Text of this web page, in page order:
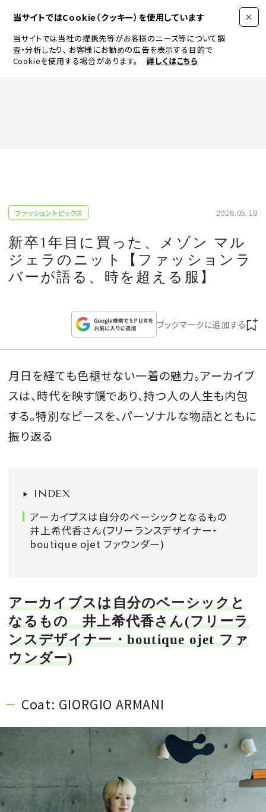
当サイトではCookie（クッキー）を使用しています
当サイトでは当社の提携先等がお客様のニーズ等について調
査・分析したり、 お客様にお勧めの広告を表示する目的で
Cookieを使用する場合があります。
詳しくはこちら
JEWELRY & WATCH
LIFESTYLE
CULTURE
CELEBRITY
WEDDING
FORTUNE
会員登録
SPUR読者のためのメンバーシッププログラム
「The SPUR Club」。便利な機能と特典を無料で楽し
めます。
FOLLOW US
ファッショントピックス 2026.05.18
新卒1年目に買った、メゾン マル
ジェラのニット【ファッションラ
バーが語る、時を超える服】
ブックマークに追加する
月日を経ても色褪せない一着の魅力。アーカイブ
スは、時代を映す鏡であり、持つ人の人生も内包
する。特別なピースを、パーソナルな物語とともに
振り返る
INDEX
アーカイブスは自分のベーシックとなるもの
井上希代香さん(フリーランスデザイナー・
boutique ojet ファウンダー)
アーカイブスは自分のベーシックと
なるもの 井上希代香さん(フリーラ
ンスデザイナー・boutique ojet ファ
ウンダー)
Coat: GIORGIO ARMANI